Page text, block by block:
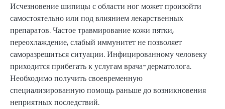
Исчезновение шипицы с области ног может произойти
самостоятельно или под влиянием лекарственных
препаратов. Частое травмирование кожи пятки,
переохлаждение, слабый иммунитет не позволяет
саморазрешиться ситуации. Инфицированному человеку
приходится прибегать к услугам врача-дерматолога.
Необходимо получить своевременную
специализированную помощь раньше до возникновения
неприятных последствий.